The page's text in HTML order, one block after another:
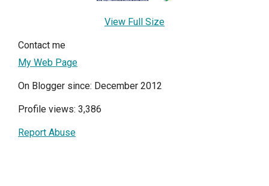
View Full Size
Contact me
My Web Page
On Blogger since: December 2012
Profile views: 3,386
Report Abuse